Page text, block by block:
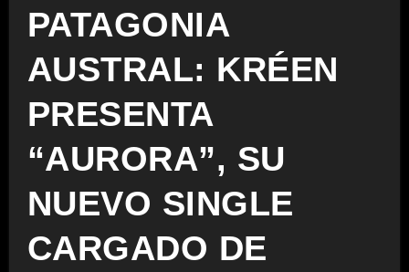
PATAGONIA
AUSTRAL: KRÉEN
PRESENTA
“AURORA”, SU
NUEVO SINGLE
CARGADO DE